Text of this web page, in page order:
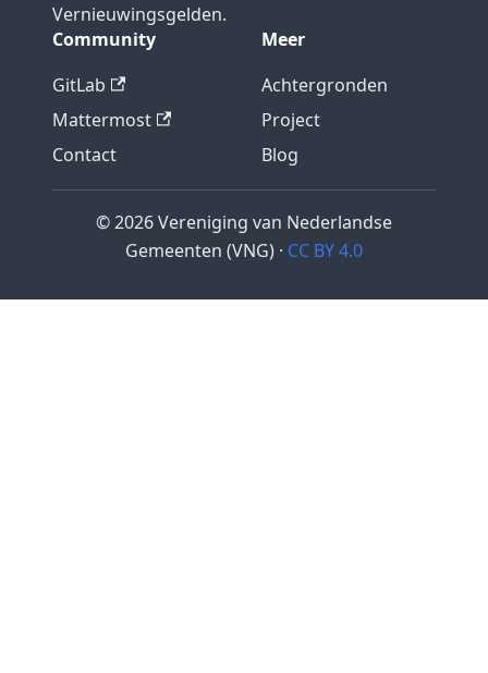
Vernieuwingsgelden.
Community
GitLab
Mattermost
Contact
Meer
Achtergronden
Project
Blog
© 2026 Vereniging van Nederlandse
Gemeenten (VNG) · CC BY 4.0